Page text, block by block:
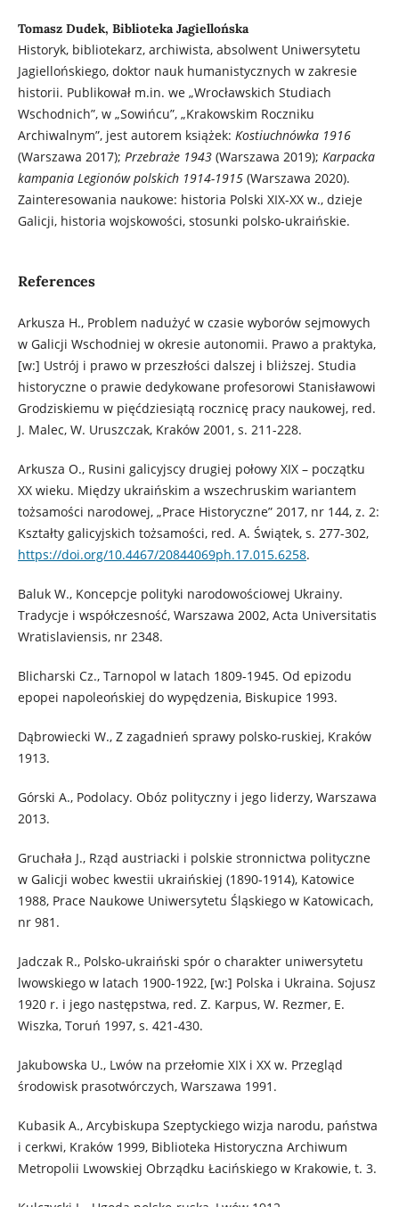
Tomasz Dudek, Biblioteka Jagiellońska
Historyk, bibliotekarz, archiwista, absolwent Uniwersytetu
Jagiellońskiego, doktor nauk humanistycznych w zakresie
historii. Publikował m.in. we „Wrocławskich Studiach
Wschodnich”, w „Sowińcu”, „Krakowskim Roczniku
Archiwalnym”, jest autorem książek: Kostiuchnówka 1916
(Warszawa 2017); Przebraże 1943(Warszawa 2019); Karpacka
kampania Legionów polskich 1914-1915(Warszawa 2020).
Zainteresowania naukowe: historia Polski XIX-XX w., dzieje
Galicji, historia wojskowości, stosunki polsko-ukraińskie.
References
Arkusza H., Problem nadużyć w czasie wyborów sejmowych
w Galicji Wschodniej w okresie autonomii. Prawo a praktyka,
[w:] Ustrój i prawo w przeszłości dalszej i bliższej. Studia
historyczne o prawie dedykowane profesorowi Stanisławowi
Grodziskiemu w pięćdziesiątą rocznicę pracy naukowej, red.
J. Malec, W. Uruszczak, Kraków 2001, s. 211-228.
Arkusza O., Rusini galicyjscy drugiej połowy XIX – początku
XX wieku. Między ukraińskim a wszechruskim wariantem
tożsamości narodowej, „Prace Historyczne” 2017, nr 144, z. 2:
Kształty galicyjskich tożsamości, red. A. Świątek, s. 277-302,
https://doi.org/10.4467/20844069ph.17.015.6258.
Baluk W., Koncepcje polityki narodowościowej Ukrainy.
Tradycje i współczesność, Warszawa 2002, Acta Universitatis
Wratislaviensis, nr 2348.
Blicharski Cz., Tarnopol w latach 1809-1945. Od epizodu
epopei napoleońskiej do wypędzenia, Biskupice 1993.
Dąbrowiecki W., Z zagadnień sprawy polsko-ruskiej, Kraków
1913.
Górski A., Podolacy. Obóz polityczny i jego liderzy, Warszawa
2013.
Gruchała J., Rząd austriacki i polskie stronnictwa polityczne
w Galicji wobec kwestii ukraińskiej (1890-1914), Katowice
1988, Prace Naukowe Uniwersytetu Śląskiego w Katowicach,
nr 981.
Jadczak R., Polsko-ukraiński spór o charakter uniwersytetu
lwowskiego w latach 1900-1922, [w:] Polska i Ukraina. Sojusz
1920 r. i jego następstwa, red. Z. Karpus, W. Rezmer, E.
Wiszka, Toruń 1997, s. 421-430.
Jakubowska U., Lwów na przełomie XIX i XX w. Przegląd
środowisk prasotwórczych, Warszawa 1991.
Kubasik A., Arcybiskupa Szeptyckiego wizja narodu, państwa
i cerkwi, Kraków 1999, Biblioteka Historyczna Archiwum
Metropolii Lwowskiej Obrządku Łacińskiego w Krakowie, t. 3.